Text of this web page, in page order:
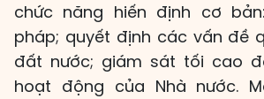
chức năng hiến định cơ
pháp; quyết định các vấn đề
đất nước; giám sát tối cao
hoạt động của Nhà nước.